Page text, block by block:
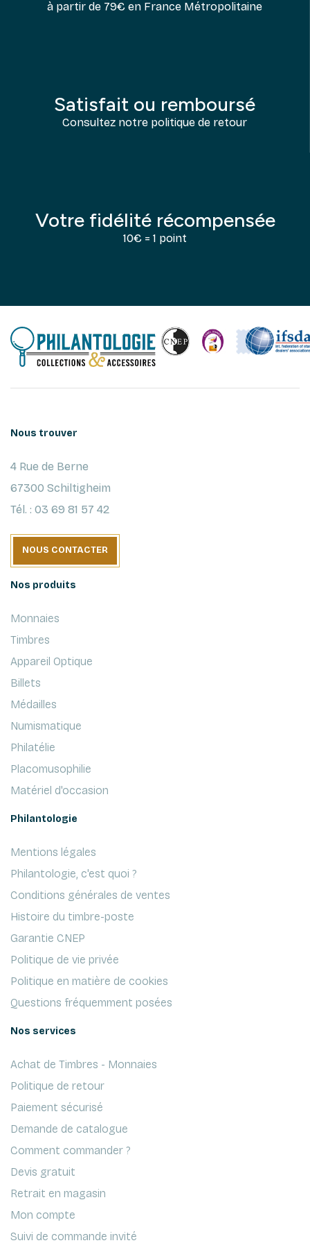
à partir de 79€ en France Métropolitaine
Satisfait ou remboursé
Consultez notre politique de retour
Votre fidélité récompensée
10€ = 1 point
Nous trouver
4 Rue de Berne
67300 Schiltigheim
Tél. : 03 69 81 57 42
NOUS CONTACTER
Nos produits
Monnaies
Timbres
Appareil Optique
Billets
Médailles
Numismatique
Philatélie
Placomusophilie
Matériel d'occasion
Philantologie
Mentions légales
Philantologie, c'est quoi ?
Conditions générales de ventes
Histoire du timbre-poste
Garantie CNEP
Politique de vie privée
Politique en matière de cookies
Questions fréquemment posées
Nos services
Achat de Timbres - Monnaies
Politique de retour
Paiement sécurisé
Demande de catalogue
Comment commander ?
Devis gratuit
Retrait en magasin
Mon compte
Suivi de commande invité